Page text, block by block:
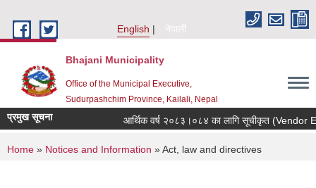
English
नेपाली
Bhajani Municipality
Office of the Municipal Executive,
Sudurpashchim Province, Kailali, Nepal
प्रमुख सूचना आर्थिक वर्ष २०८३।०८४ का लागि सूचीकृत (Vendor
You are here
Home » Notices and Information » Act, law and directives